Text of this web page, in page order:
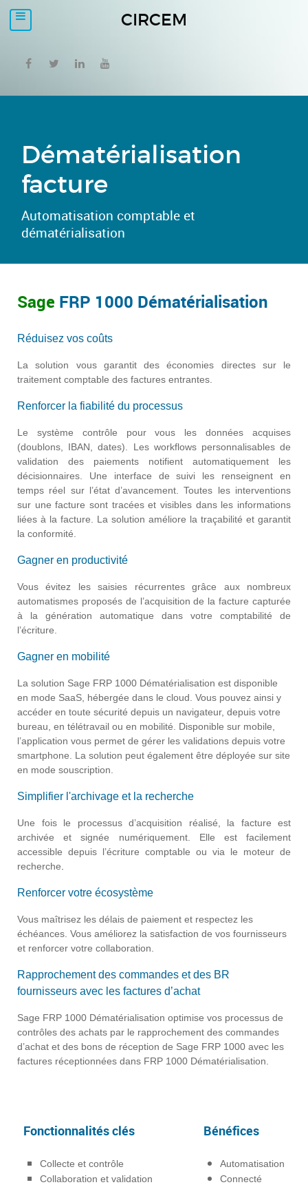
CIRCEM
Dématérialisation
facture
Automatisation comptable et
dématérialisation
Sage FRP 1000 Dématérialisation
Réduisez vos coûts
La solution vous garantit des économies directes sur le
traitement comptable des factures entrantes.
Renforcer la fiabilité du processus
Le système contrôle pour vous les données acquises
(doublons, IBAN, dates). Les workflows personnalisables de
validation des paiements notifient automatiquement les
décisionnaires. Une interface de suivi les renseignent en
temps réel sur l’état d’avancement. Toutes les interventions
sur une facture sont tracées et visibles dans les informations
liées à la facture. La solution améliore la traçabilité et garantit
la conformité.
Gagner en productivité
Vous évitez les saisies récurrentes grâce aux nombreux
automatismes proposés de l’acquisition de la facture capturée
à la génération automatique dans votre comptabilité de
l’écriture.
Gagner en mobilité
La solution Sage FRP 1000 Dématérialisation est disponible
en mode SaaS, hébergée dans le cloud. Vous pouvez ainsi y
accéder en toute sécurité depuis un navigateur, depuis votre
bureau, en télétravail ou en mobilité. Disponible sur mobile,
l’application vous permet de gérer les validations depuis votre
smartphone. La solution peut également être déployée sur site
en mode souscription.
Simplifier l'archivage et la recherche
Une fois le processus d’acquisition réalisé, la facture est
archivée et signée numériquement. Elle est facilement
accessible depuis l’écriture comptable ou via le moteur de
recherche
Renforcer votre écosystème
Vous maîtrisez les délais de paiement et respectez les
échéances. Vous améliorez la satisfaction de vos fournisseurs
et renforcer votre collaboration.
Rapprochement des commandes et des BR
fournisseurs avec les factures d’achat
Sage FRP 1000 Dématérialisation optimise vos processus de
contrôles des achats par le rapprochement des commandes
d’achat et des bons de réception de Sage FRP 1000 avec les
factures réceptionnées dans FRP 1000 Dématérialisation.
Fonctionnalités clés
Collecte et contrôle
Collaboration et validation
Bénéfices
Automatisation
Connecté